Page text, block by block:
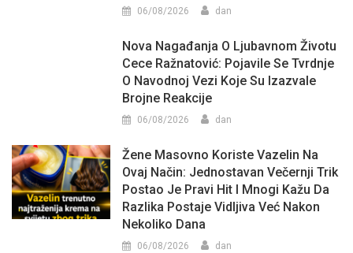
06/08/2026 dan
Nova Nagađanja O Ljubavnom Životu
Cece Ražnatović: Pojavile Se Tvrdnje
O Navodnoj Vezi Koje Su Izazvale
Brojne Reakcije
06/08/2026 dan
Žene Masovno Koriste Vazelin Na
Ovaj Način: Jednostavan Večernji Trik
Postao Je Pravi Hit I Mnogi Kažu Da
Razlika Postaje Vidljiva Već Nakon
Nekoliko Dana
06/08/2026 dan